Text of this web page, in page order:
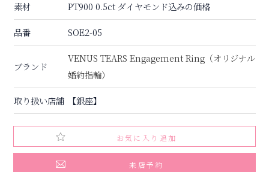
素材 PT900 0.5ct ダイヤモンド込みの価格
品番 SOE2-05
ブランド
VENUS TEARS Engagement Ring（オリジナル
婚約指輪）
取り扱い店舗 【銀座】
お気に入り追加
来店予約